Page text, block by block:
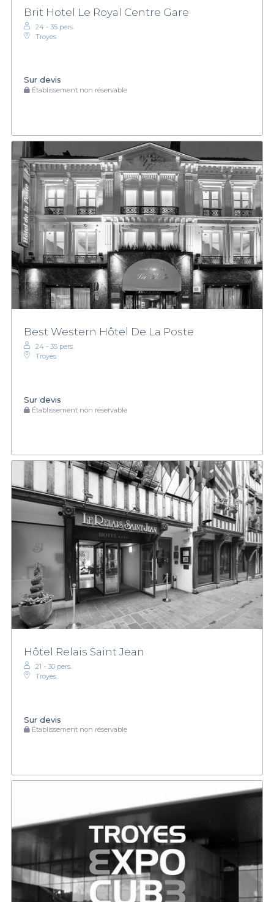
Brit Hotel Le Royal Centre Gare
24 - 35 pers.
Troyes
Sur devis
Établissement non réservable
Best Western Hôtel De La Poste
24 - 35 pers.
Troyes
Sur devis
Établissement non réservable
Hôtel Relais Saint Jean
21 - 30 pers.
Troyes
Sur devis
Établissement non réservable